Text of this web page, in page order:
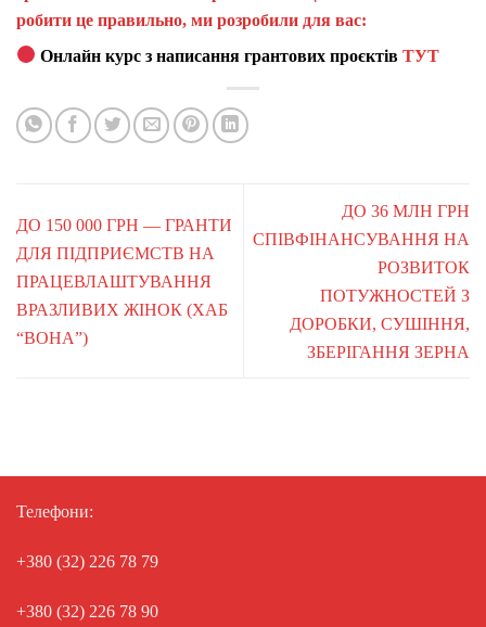
робити це правильно, ми розробили для вас:
Онлайн курс з написання грантових проєктівТУТ
ДО 150 000 ГРН — ГРАНТИ
ДЛЯ ПІДПРИЄМСТВ НА
ПРАЦЕВЛАШТУВАННЯ
ВРАЗЛИВИХ ЖІНОК (ХАБ
“ВОНА”)
ДО 36 МЛН ГРН
СПІВФІНАНСУВАННЯ НА
РОЗВИТОК
ПОТУЖНОСТЕЙ З
ДОРОБКИ, СУШІННЯ,
ЗБЕРІГАННЯ ЗЕРНА
Телефони:
+380 (32) 226 78 79
+380 (32) 226 78 90